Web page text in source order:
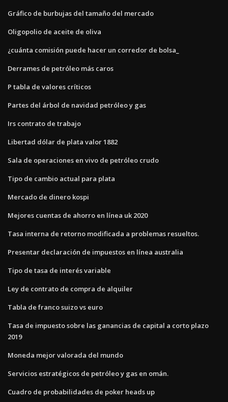
Gráfico de burbujas del tamaño del mercado
Oligopolio de aceite de oliva
¿cuánta comisión puede hacer un corredor de bolsa_
Derrames de petróleo más caros
P tabla de valores críticos
Partes del árbol de navidad petróleo y gas
Irs contrato de trabajo
Libertad dólar de plata valor 1882
Sala de operaciones en vivo de petróleo crudo
Tipo de cambio actual para plata
Mercado de dinero kospi
Mejores cuentas de ahorro en línea uk 2020
Tasa interna de retorno modificada a problemas resueltos.
Presentar declaración de impuestos en línea australia
Tipo de tasa de interés variable
Ley de contrato de compra de alquiler
Tabla de franco suizo vs euro
Tasa de impuesto sobre las ganancias de capital a corto plazo
2019
Moneda mejor valorada del mundo
Servicios estratégicos de petróleo y gas en omán.
Cuadro de probabilidades de poker heads up